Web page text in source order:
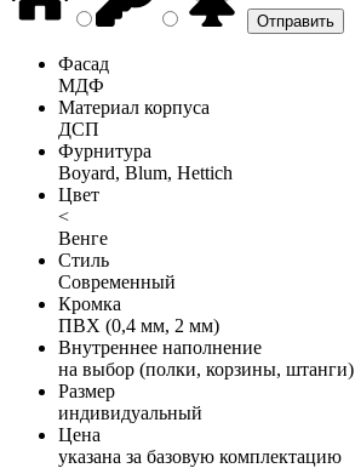
Фасад
МДФ
Материал корпуса
ДСП
Фурнитура
Boyard, Blum, Hettich
Цвет
<
Венге
Стиль
Современный
Кромка
ПВХ (0,4 мм, 2 мм)
Внутреннее наполнение
на выбор (полки, корзины, штанги)
Размер
индивидуальный
Цена
указана за базовую комплектацию